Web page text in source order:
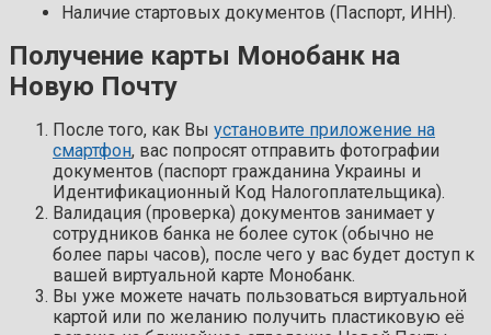
Наличие стартовых документов (Паспорт, ИНН).
Получение карты Монобанк на
Новую Почту
После того, как Вы установите приложение на
смартфон, вас попросят отправить фотографии
документов (паспорт гражданина Украины и
Идентификационный Код Налогоплательщика).
Валидация (проверка) документов занимает у
сотрудников банка не более суток (обычно не
более пары часов), после чего у вас будет доступ к
вашей виртуальной карте Монобанк.
Вы уже можете начать пользоваться виртуальной
картой или по желанию получить пластиковую её